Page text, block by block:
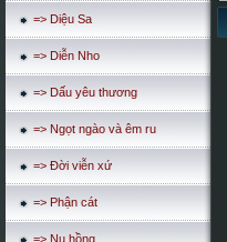
=> Diệu Sa
=> Diễn Nho
=> Dấu yêu thương
=> Ngọt ngào và êm ru
=> Đời viễn xứ
=> Phận cát
=> Nụ hồng